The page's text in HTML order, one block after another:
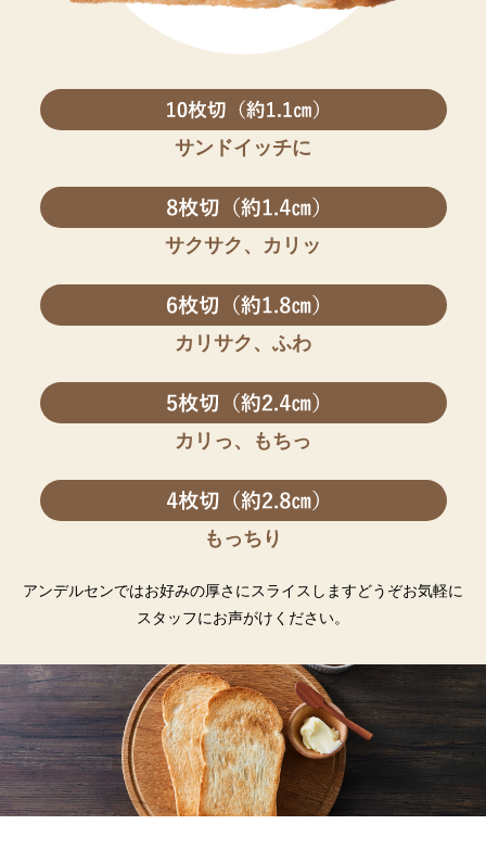
サンドイッチに
サクサク、カリッ
カリサク、ふわ
カリっ、もちっ
もっちり
アンデルセンではお好みの厚さにスライスします どうぞお気軽に
スタッフにお声がけください。